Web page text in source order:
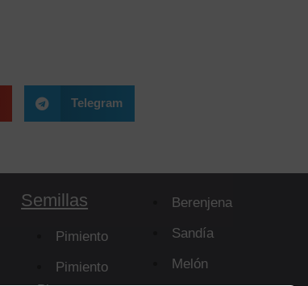
Telegram
Semillas
Pimiento
Pimiento
Berenjena
Sandía
Melón